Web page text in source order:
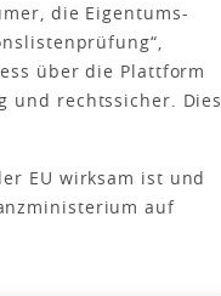
die Eigentums-
über die Plattform
und rechtssicher. Dies
EU wirksam ist und
auf